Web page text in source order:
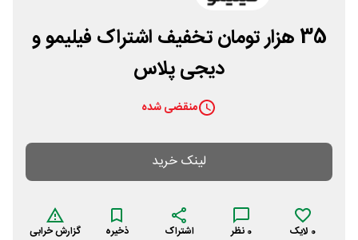
35 هزار تومان تخفیف اشتراک فیلیمو و
دیجی پلاس
منقضی شده
لینک خرید
0 لایک 0 نظر اشتراک ذخیره گزارش خرابی